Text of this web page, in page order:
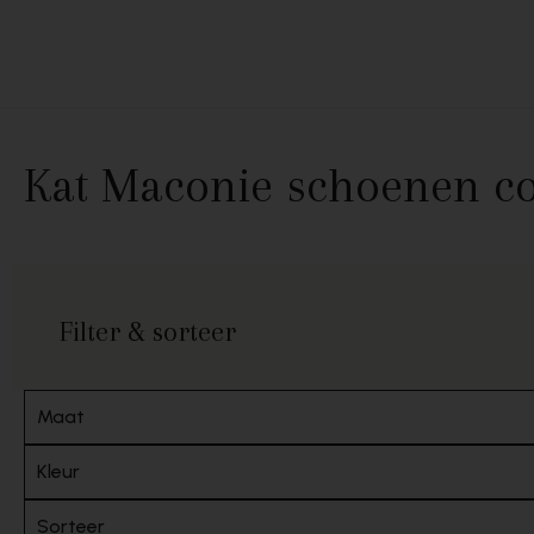
Kat Maconie schoenen
Filter & sorteer
Maat
Kleur
Sorteer